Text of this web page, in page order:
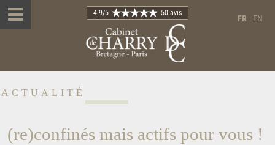
FR EN
4.9/5 50 avis
ACTUALITÉ
(re)confinés mais actifs pour vous !